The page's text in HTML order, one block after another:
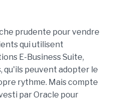
prudente pour vendre
qui utilisent
E-Business Suite,
qu'ils peuvent adopter le
rythme. Mais compte
par Oracle pour